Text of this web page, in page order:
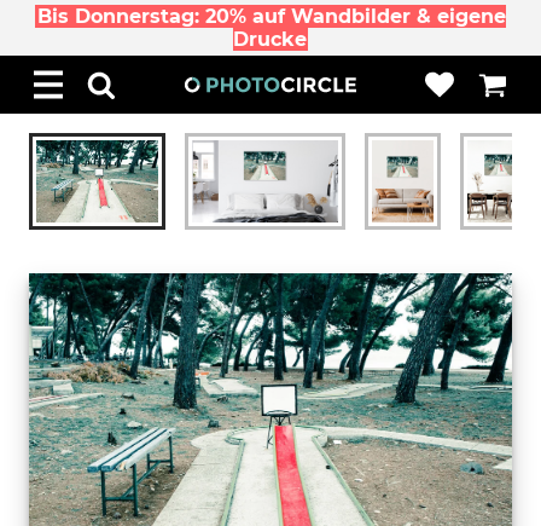
Bis Donnerstag: 20% auf Wandbilder & eigene
Drucke